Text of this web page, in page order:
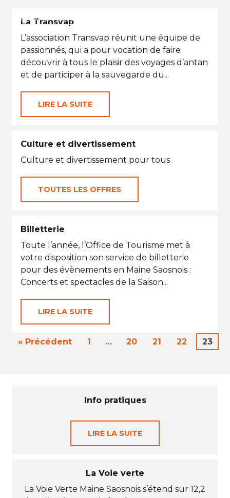
VACANCES D'ÉTÉ
La Transvap
L’association Transvap réunit une équipe de
passionnés, qui a pour vocation de faire
découvrir à tous le plaisir des voyages d’antan
et de participer à la sauvegarde du...
LIRE LA SUITE
Culture et divertissement
Culture et divertissement pour tous
TOUTES LES OFFRES
Billetterie
Toute l’année, l’Office de Tourisme met à
votre disposition son service de billetterie
pour des évènements en Maine Saosnois :
Concerts et spectacles de la Saison...
LIRE LA SUITE
« Précédent 1 … 20 21 22 23
Info pratiques
LIRE LA SUITE
La Voie verte
La Voie Verte Maine Saosnois s’étend sur 12,2